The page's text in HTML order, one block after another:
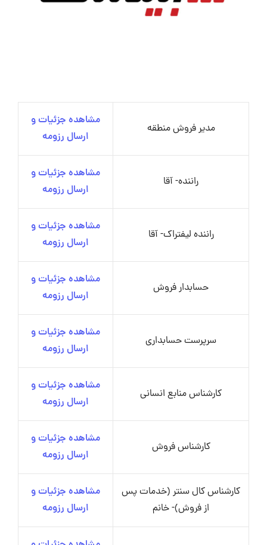
مدیر فروش منطقه
مشاهده جزئیات و
ارسال رزومه
راننده- آقا
مشاهده جزئیات و
ارسال رزومه
راننده لیفتراک- آقا
مشاهده جزئیات و
ارسال رزومه
حسابدار فروش
مشاهده جزئیات و
ارسال رزومه
سرپرست حسابداری
مشاهده جزئیات و
ارسال رزومه
کارشناس منابع انسانی
مشاهده جزئیات و
ارسال رزومه
کارشناس فروش
مشاهده جزئیات و
ارسال رزومه
کارشناس کال سنتر (خدمات پس
از فروش)- خانم
مشاهده جزئیات و
ارسال رزومه